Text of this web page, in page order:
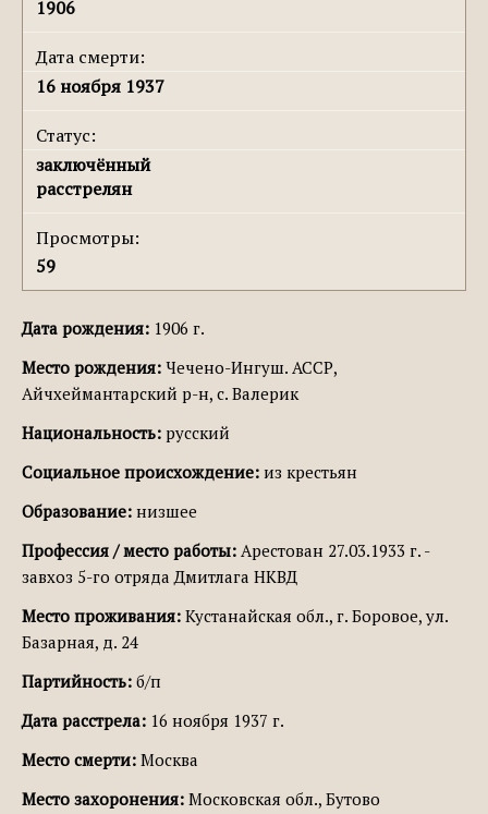
1906
Дата смерти:
16 ноября 1937
Статус:
заключённый
расстрелян
Просмотры:
59
Дата рождения: 1906 г.
Место рождения: Чечено-Ингуш. АССР,
Айчхеймантарский р-н, с. Валерик
Национальность: русский
Социальное происхождение: из крестьян
Образование: низшее
Профессия / место работы: Арестован 27.03.1933 г. -
завхоз 5-го отряда Дмитлага НКВД
Место проживания: Кустанайская обл., г. Боровое, ул.
Базарная, д. 24
Партийность: б/п
Дата расстрела: 16 ноября 1937 г.
Место смерти: Москва
Место захоронения: Московская обл., Бутово